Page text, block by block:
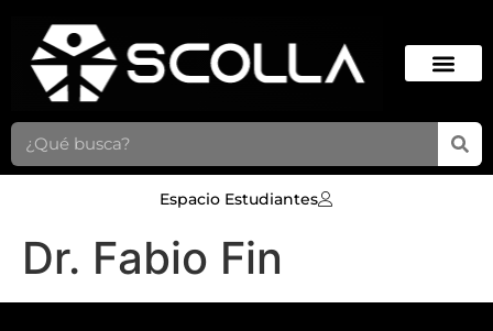
Espacio Estudiantes
Dr. Fabio Fin